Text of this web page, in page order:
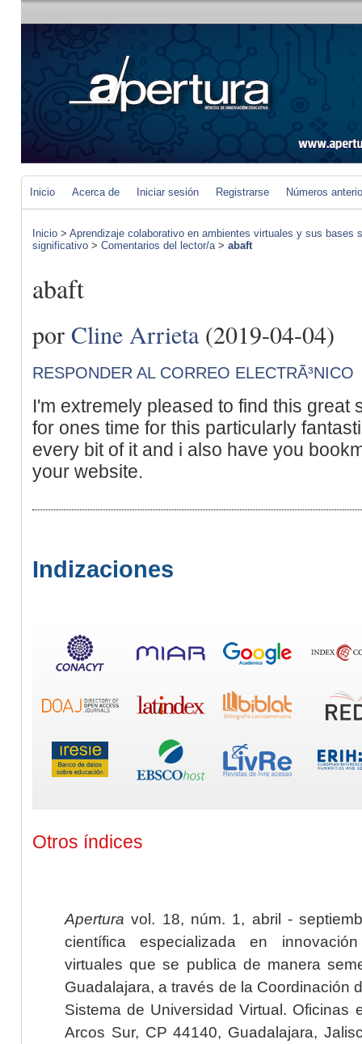
Inicio Acerca de Iniciar sesión Registrarse Números
Inicio > Aprendizaje colaborativo en ambientes virtuales y sus
significativo > Comentarios del lector/a> abaft
abaft
por Cline Arrieta(2019-04-04)
RESPONDER AL CORREO ELECTRÃ³NICO
I'm extremely pleased to find this great
for ones time for this particularly
every bit of it and i also have you
your website.
Indizaciones
Otros índices
Apertura vol. 18, núm. 1, abril -
científica especializada en
virtuales que se publica de manera
Guadalajara, a través de la Coordinación
Sistema de Universidad Virtual. Oficinas
Arcos Sur, CP 44140, Guadalajara,